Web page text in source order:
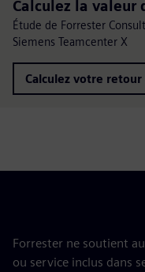
Calculez la valeur
Étude de Forrester
Siemens Teamcenter X
Calculez votre
Forrester ne soutient
ou service inclus dans